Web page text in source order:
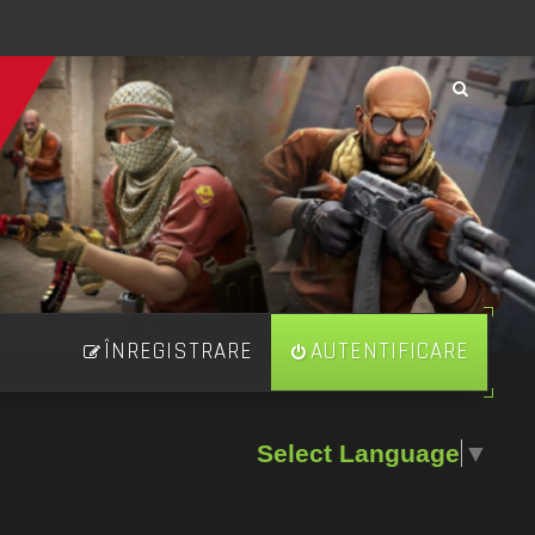
AUTENTIFICARE
ÎNREGISTRARE
Select Language ▼